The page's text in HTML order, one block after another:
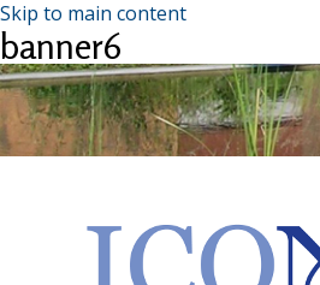
Skip to main content
banner6